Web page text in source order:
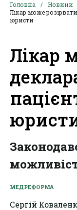
Головна Новини
Лікар може
юристи
Лікар
МЕДРЕФОРМА
Сергій